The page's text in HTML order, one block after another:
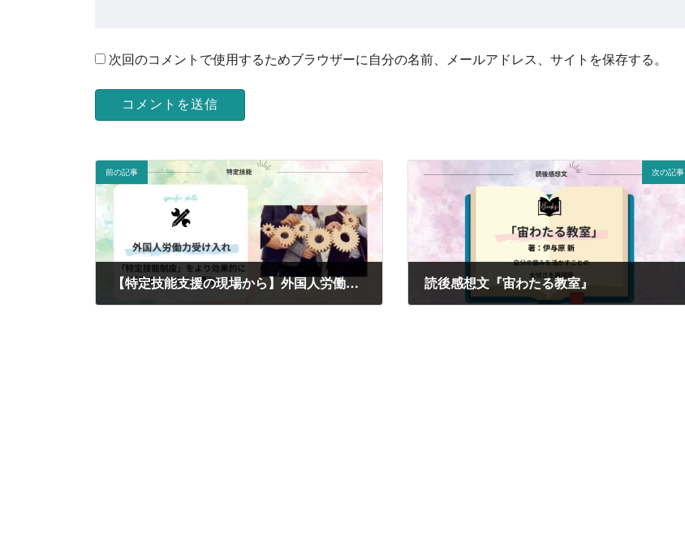
次回のコメントで使用するためブラウザーに自分の名前、メールアドレス、サイトを保存する。
前の記事
【特定技能支援の現場から】外国人労働力受け入れ「特定技能制度」をより効果的に運営するために必要なこと
次の記事
読後感想文『宙わたる教室』